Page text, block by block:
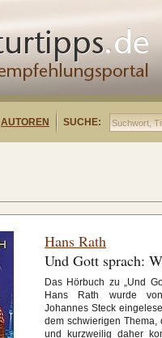
AUTOREN SUCHE:
Hans Rath
Und Gott sprach:
Das Hörbuch zu „Und
Hans Rath wurde
Johannes Steck
dem schwierigen
und kurzweilig daher